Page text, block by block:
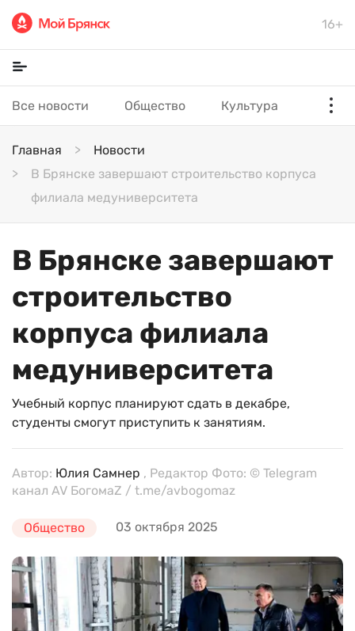
16+
Все новости Общество Культура
Главная
Новости
В Брянске завершают строительство корпуса
филиала медуниверситета
В Брянске завершают
строительство
корпуса филиала
медуниверситета
Учебный корпус планируют сдать в декабре,
студенты смогут приступить к занятиям.
Автор: Юлия Самнер , Редактор Фото: © Telegram
канал AV БогомаZ / t.me/avbogomaz
Общество 03 октября 2025